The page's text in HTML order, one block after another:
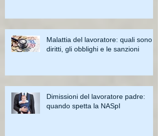
Malattia del lavoratore: quali sono i
diritti, gli obblighi e le sanzioni
Dimissioni del lavoratore padre:
quando spetta la NASpI